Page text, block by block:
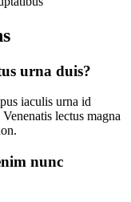
urna duis?
iaculis urna id
lectus magna
nunc